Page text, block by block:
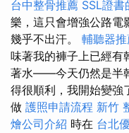
台中整骨推薦 SSL證書
樂，這只會增強公路電
幾乎不出汗。 輔聽器
味著我的褲子上已經
著水——今天仍然是半
得很順利，我開始變強
做 護照申請流程 新竹
燴公司介紹 時在 台北